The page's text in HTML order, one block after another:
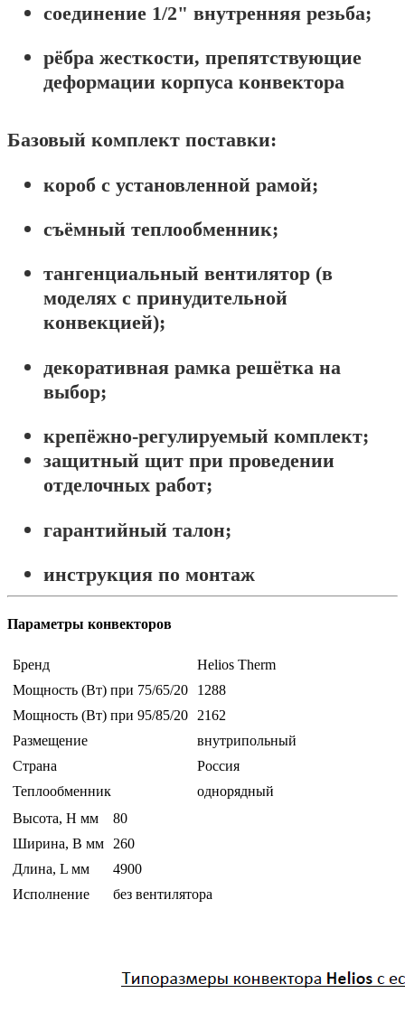
соединение 1/2" внутренняя резьба;
рёбра жесткости, препятствующие
деформации корпуса конвектора
Базовый комплект поставки:
короб с установленной рамой;
съёмный теплообменник;
тангенциальный вентилятор (в
моделях с принудительной
конвекцией);
декоративная рамка решётка на
выбор;
крепёжно-регулируемый комплект;
защитный щит при проведении
отделочных работ;
гарантийный талон;
инструкция по монтаж
Параметры конвекторов
Бренд
Helios Therm
Мощность (Вт) при 75/65/20
1288
Мощность (Вт) при 95/85/20 2162
Размещение
внутрипольный
Страна
Россия
Теплообменник
однорядный
Высота, H мм
80
Ширина, B мм 260
Длина, L мм
4900
Исполнение
без вентилятора